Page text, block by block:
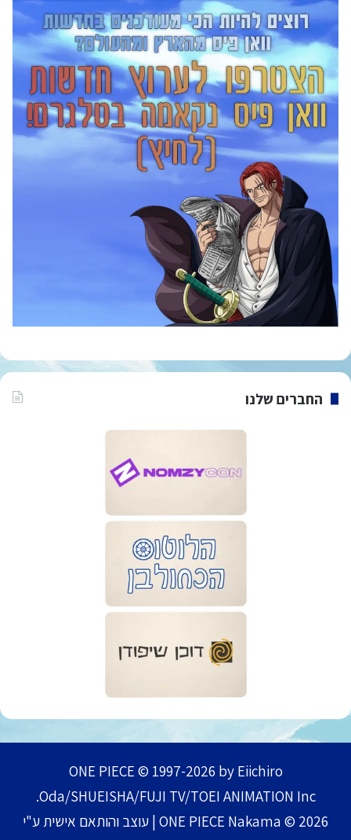
החברים שלנו
ONE PIECE © 1997-2026 by Eiichiro
Oda/SHUEISHA/FUJI TV/TOEI ANIMATION Inc.
ONE PIECE Nakama © 2026 | עוצב והותאם אישית ע"י